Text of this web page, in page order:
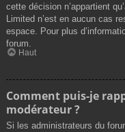
cette décision n’appartient
Limited n’est en aucun cas
espace. Pour plus
forum.
Haut
Comment puis-je
modérateur ?
Si les administrateurs du